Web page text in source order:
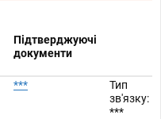
Підтверджуючі
документи
***
Тип
зв'язку:
***